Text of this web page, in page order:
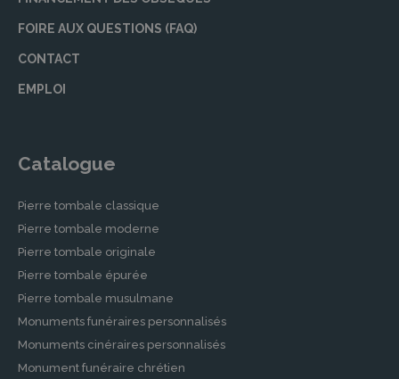
FOIRE AUX QUESTIONS (FAQ)
CONTACT
EMPLOI
Catalogue
Pierre tombale classique
Pierre tombale moderne
Pierre tombale originale
Pierre tombale épurée
Pierre tombale musulmane
Monuments funéraires personnalisés
Monuments cinéraires personnalisés
Monument funéraire chrétien